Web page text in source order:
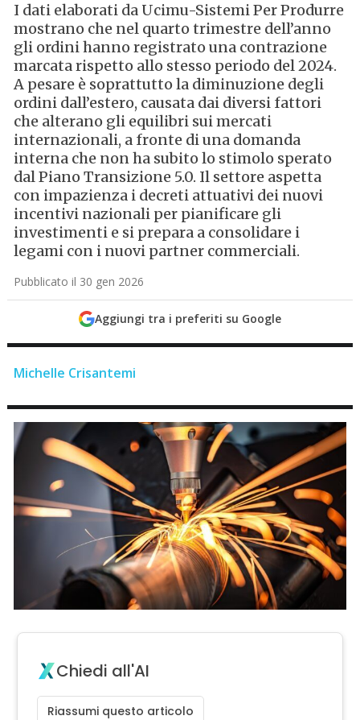
I dati elaborati da Ucimu-Sistemi Per Produrre
mostrano che nel quarto trimestre dell’anno
gli ordini hanno registrato una contrazione
marcata rispetto allo stesso periodo del 2024.
A pesare è soprattutto la diminuzione degli
ordini dall’estero, causata dai diversi fattori
che alterano gli equilibri sui mercati
internazionali, a fronte di una domanda
interna che non ha subito lo stimolo sperato
dal Piano Transizione 5.0. Il settore aspetta
con impazienza i decreti attuativi dei nuovi
incentivi nazionali per pianificare gli
investimenti e si prepara a consolidare i
legami con i nuovi partner commerciali.
Pubblicato il 30 gen 2026
Aggiungi tra i preferiti su Google
Michelle Crisantemi
Chiedi all'AI
Riassumi questo articolo